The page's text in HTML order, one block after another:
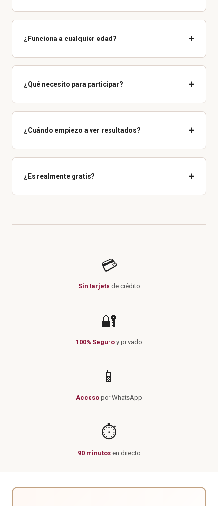
¿Funciona a cualquier edad? +
¿Qué necesito para participar? +
¿Cuándo empiezo a ver resultados? +
¿Es realmente gratis? +
💳
Sin tarjeta de crédito
🔐
100% Seguro y privado
📱
Acceso por WhatsApp
⏱️
90 minutosen directo